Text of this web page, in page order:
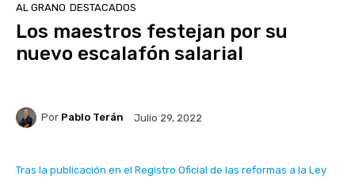
AL GRANO DESTACADOS
Los maestros festejan por su
nuevo escalafón salarial
Por Pablo Terán Julio 29, 2022
Tras la publicación en el Registro Oficial de las reformas a la Ley